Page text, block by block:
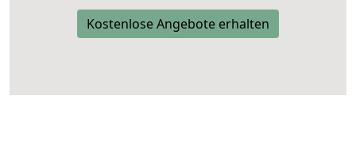
Kostenlose Angebote erhalten